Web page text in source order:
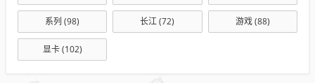
系列 (98) 长江(72) 游戏(88)
显卡(102)